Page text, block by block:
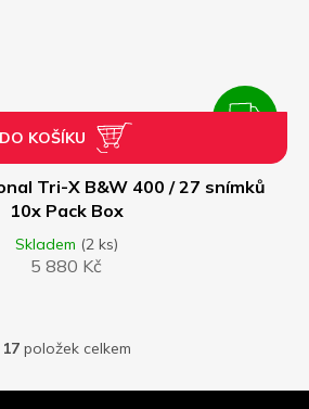
Z
D
A
Tri-X B&W 400 / 27 snímků
10x Pack Box
Skladem (2 ks)
5 880 Kč
DO KOŠÍKU
O
l
17položek celkem